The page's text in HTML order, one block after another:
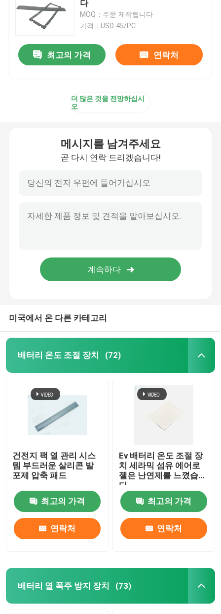
배터리 열 랩
EV 배터리 보호
배터리 결합
다
MOQ：주문 제작됩니다
가격：USD 45/PC
최고의 가격 연락처
더 많은 것을 전망하십시
오
메시지를 남겨주세요
곧 다시 연락 드리겠습니다!
미국에서 온 다른 카테고리
배터리 온도 조절 장치 (72)
건전지 팩 열 관리 시스
템 부드러운 살리콘 발
포제 압축 패드
최고의 가격
연락처
Ev 배터리 온도 조절 장
치 세라믹 섬유 에어로
젤은 난연제를 느꼈습니
다
최고의 가격
연락처
배터리 열 폭주 방지 장치 (73)